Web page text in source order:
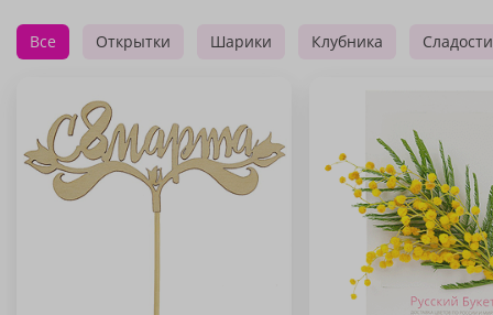
Все Открытки Шарики Клубника Сладости